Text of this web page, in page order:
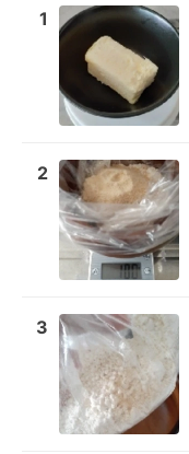
1
2
3